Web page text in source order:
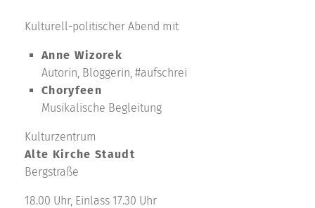
Kulturell-politischer Abend mit
Anne Wizorek
Autorin, Bloggerin, #aufschrei
Choryfeen
Musikalische Begleitung
Kulturzentrum
Alte Kirche Staudt
Bergstraße
18.00 Uhr, Einlass 17.30 Uhr